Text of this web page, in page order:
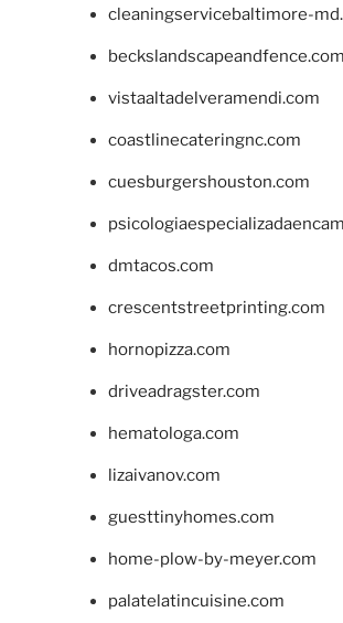
cleaningservicebaltimore-
beckslandscapeandfence.com
vistaaltadelveramendi.com
coastlinecateringnc.com
cuesburgershouston.com
dmtacos.com
crescentstreetprinting.com
hornopizza.com
driveadragster.com
hematologa.com
lizaivanov.com
guesttinyhomes.com
home-plow-by-meyer.com
palatelatincuisine.com